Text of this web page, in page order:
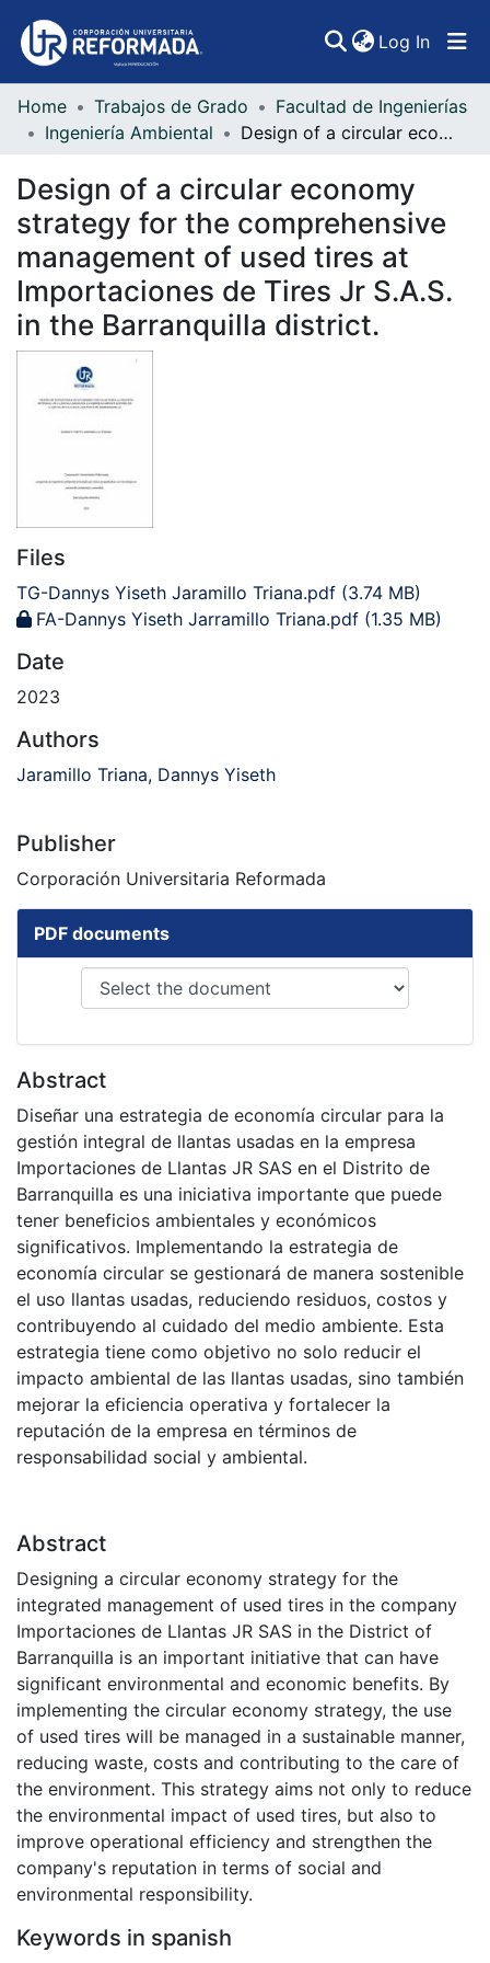
Log In
Communities & Collections
Statistics
Home Trabajos de Grado
Facultad de Ingenierías
Ingeniería Ambiental
Design of a circular economy strategy for the comprehensive management of used tires at Importaciones de Tires Jr S.A.S. in the Barranquilla district.
Design of a circular economy
strategy for the comprehensive
management of used tires at
Importaciones de Tires Jr S.A.S.
in the Barranquilla district.
Files
TG-Dannys Yiseth Jaramillo Triana.pdf (3.74 MB)
FA-Dannys Yiseth Jarramillo Triana.pdf (1.35 MB)
Date
2023
Authors
Jaramillo Triana, Dannys Yiseth
Publisher
Corporación Universitaria Reformada
PDF documents
Abstract
Diseñar una estrategia de economía circular para la
gestión integral de llantas usadas en la empresa
Importaciones de Llantas JR SAS en el Distrito de
Barranquilla es una iniciativa importante que puede
tener beneficios ambientales y económicos
significativos. Implementando la estrategia de
economía circular se gestionará de manera sostenible
el uso llantas usadas, reduciendo residuos, costos y
contribuyendo al cuidado del medio ambiente. Esta
estrategia tiene como objetivo no solo reducir el
impacto ambiental de las llantas usadas, sino también
mejorar la eficiencia operativa y fortalecer la
reputación de la empresa en términos de
responsabilidad social y ambiental.
Abstract
Designing a circular economy strategy for the
integrated management of used tires in the company
Importaciones de Llantas JR SAS in the District of
Barranquilla is an important initiative that can have
significant environmental and economic benefits. By
implementing the circular economy strategy, the use
of used tires will be managed in a sustainable manner,
reducing waste, costs and contributing to the care of
the environment. This strategy aims not only to reduce
the environmental impact of used tires, but also to
improve operational efficiency and strengthen the
company's reputation in terms of social and
environmental responsibility.
Keywords in spanish